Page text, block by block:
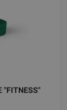
"FITNESS"